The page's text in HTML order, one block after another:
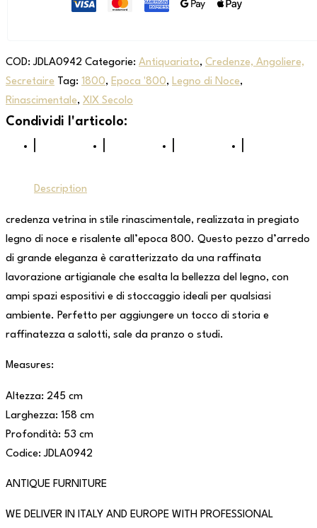
COD:JDLA0942 Categorie: Antiquariato, Credenze, Angoliere,
Secretaire Tag: 1800, Epoca '800, Legno di Noce,
Rinascimentale, XIX Secolo
Description
credenza vetrina in stile rinascimentale, realizzata in pregiato
legno di noce e risalente all’epoca 800. Questo pezzo d’arredo
di grande eleganza è caratterizzato da una raffinata
lavorazione artigianale che esalta la bellezza del legno, con
ampi spazi espositivi e di stoccaggio ideali per qualsiasi
ambiente. Perfetto per aggiungere un tocco di storia e
raffinatezza a salotti, sale da pranzo o studi.
Measures:
Altezza: 245 cm
Larghezza: 158 cm
Profondità: 53 cm
Codice: JDLA0942
ANTIQUE FURNITURE
WE DELIVER IN ITALY AND EUROPE WITH PROFESSIONAL